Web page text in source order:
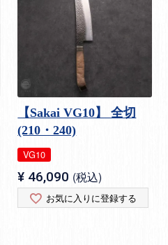
【Sakai VG10】 全切
(210・240)
VG10
¥ 46,090 税込
お気に入りに登録する